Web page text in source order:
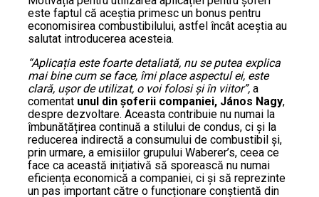
este faptul că aceștia primesc un bonus pentru
economisirea combustibilului, astfel încât aceștia au
salutat introducerea acesteia.
“Aplicația este foarte detaliată, nu se putea explica
mai bine cum se face, îmi place aspectul ei, este
clară, ușor de utilizat, o voi folosi și în viitor”, a
comentat unul din șoferii companiei, János Nagy,
despre dezvoltare. Aceasta contribuie nu numai la
îmbunătățirea continuă a stilului de condus, ci și la
reducerea indirectă a consumului de combustibil și,
prin urmare, a emisiilor grupului Waberer’s, ceea ce
face ca această inițiativă să sporească nu numai
eficiența economică a companiei, ci și să reprezinte
un pas important către o funcționare conștientă din